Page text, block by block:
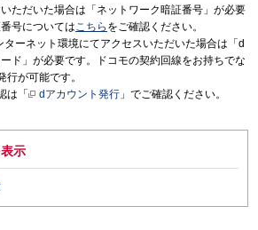
ただいた場合は「ネットワーク暗証番号」が必要
号についてはこちら をご確認ください。
ーネット環境にてアクセスいただいた場合は「d
ド」が必要です。ドコモの契約回線をお持ちでな
行が可能です。
は「
dアカウント発行 」でご確認ください。
示